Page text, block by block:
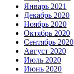
Январь 2021
Декабрь 2020
Ноябрь 2020
Октябрь 2020
Сентябрь 2020
Август 2020
Июль 2020
Июнь 2020